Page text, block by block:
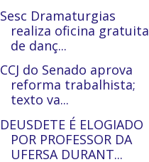
Sesc Dramaturgias
realiza oficina gratuita
de danç...
CCJ do Senado aprova
reforma trabalhista;
texto va...
DEUSDETE É ELOGIADO
POR PROFESSOR DA
UFERSA DURANT...